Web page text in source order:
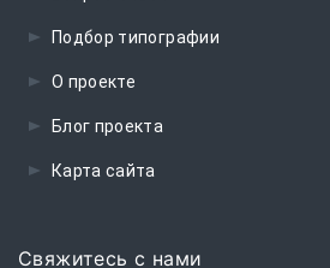
Подбор типографии
О проекте
Блог проекта
Карта сайта
Свяжитесь с нами